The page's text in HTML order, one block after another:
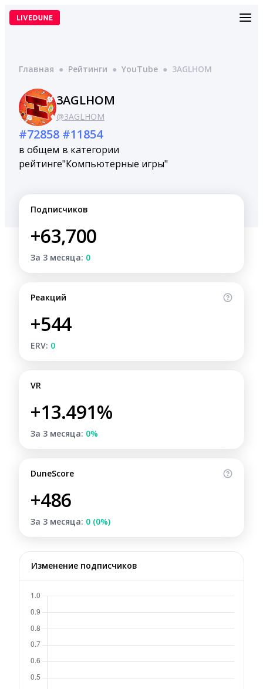
Перейти
Главная ● Рейтинги ● YouTube ● 3AGLHOM
3AGLHOM
@3AGLHOM
#72858
в общем
рейтинге
#11854
в категории
"Компьютерные игры"
Подписчиков
+63,700
За 3 месяца: 0
Реакций
+544
ERV: 0
VR
+13.491%
За 3 месяца: 0%
DuneScore
+486
За 3 месяца: 0 (0%)
Изменение подписчиков